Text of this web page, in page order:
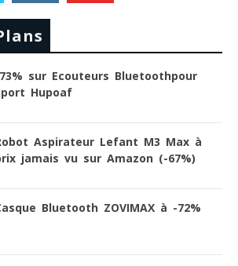
sur Ecouteurs Bluetoothpour
Hupoaf
Aspirateur Lefant M3 Max à
jamais vu sur Amazon (-67%)
Bluetooth ZOVIMAX à -72%